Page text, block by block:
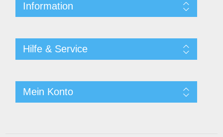
Information
Hilfe & Service
Mein Konto